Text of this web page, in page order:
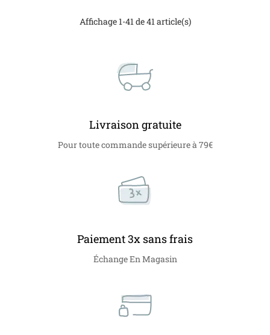
Affichage 1-41 de 41 article(s)
Livraison gratuite
Pour toute commande supérieure à 79€
Paiement 3x sans frais
Échange En Magasin